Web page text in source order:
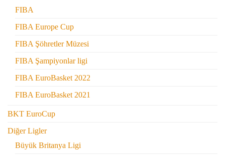
FIBA
FIBA Europe Cup
FIBA Şöhretler Müzesi
FIBA Şampiyonlar ligi
FIBA EuroBasket 2022
FIBA EuroBasket 2021
BKT EuroCup
Diğer Ligler
Büyük Britanya Ligi